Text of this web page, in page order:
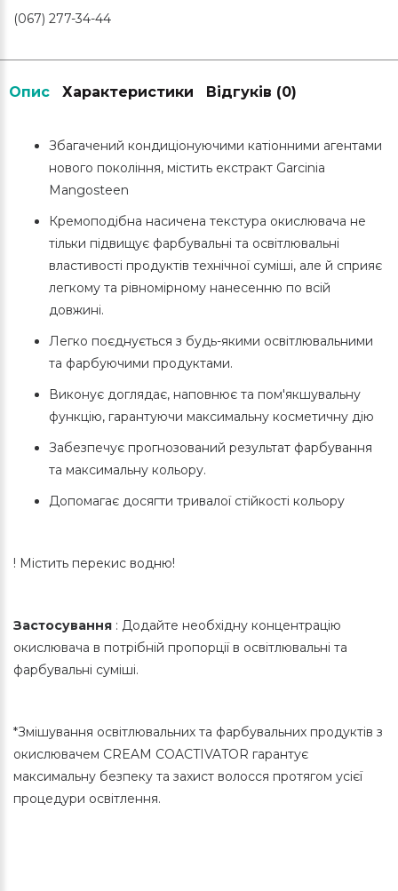
(067) 277-34-44
Опис Характеристики Відгуків (0)
Збагачений кондиціонуючими катіонними агентами
нового покоління, містить екстракт Garcinia
Mangosteen
Кремоподібна насичена текстура окислювача не
тільки підвищує фарбувальні та освітлювальні
властивості продуктів технічної суміші, але й сприяє
легкому та рівномірному нанесенню по всій
довжині.
Легко поєднується з будь-якими освітлювальними
та фарбуючими продуктами.
Виконує доглядає, наповнює та пом'якшувальну
функцію, гарантуючи максимальну косметичну дію
Забезпечує прогнозований результат фарбування
та максимальну кольору.
Допомагає досягти тривалої стійкості кольору
! Містить перекис водню!
Застосування : Додайте необхідну концентрацію
окислювача в потрібній пропорції в освітлювальні та
фарбувальні суміші.
*Змішування освітлювальних та фарбувальних продуктів з
окислювачем CREAM COACTIVATOR гарантує
максимальну безпеку та захист волосся протягом усієї
процедури освітлення.